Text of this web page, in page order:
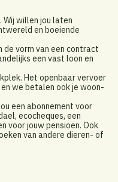
willen jou laten
en boeiende
vorm van een contract
een vast loon en
Het openbaar vervoer
we betalen ook je woon-
een abonnement voor
ecocheques, een
voor jouw pensioen. Ook
van andere dieren- of